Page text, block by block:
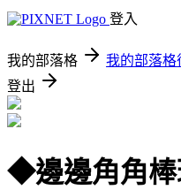
登入
我的部落格 我的部落格
登出
◆邊邊角角